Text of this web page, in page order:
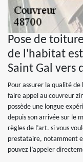
Pose de
de l'habitat
Saint Gal vers
Pour assurer la qualité
faire appel au couvreur
possède une longue
depuis son arrivée sur le
règles de l’art. si vous
prestataire, notamment
pouvez l’appeler